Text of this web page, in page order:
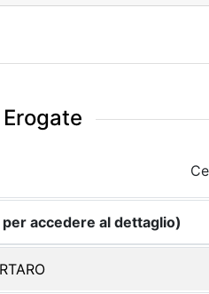
accedere al dettaglio)